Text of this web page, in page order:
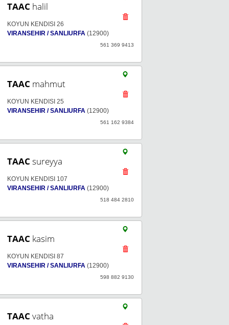
TAAC halil
KOYUN KENDISI 26
VIRANSEHIR / SANLIURFA (12900)
561 369 9413
TAAC mahmut
KOYUN KENDISI 25
VIRANSEHIR / SANLIURFA (12900)
561 162 9384
TAAC sureyya
KOYUN KENDISI 107
VIRANSEHIR / SANLIURFA (12900)
518 484 2810
TAAC kasim
KOYUN KENDISI 87
VIRANSEHIR / SANLIURFA (12900)
598 882 9130
TAAC vatha